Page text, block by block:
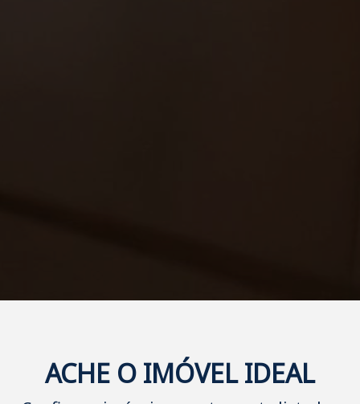
ACHE O IMÓVEL IDEAL